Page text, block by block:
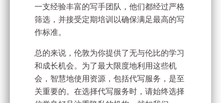
一支经验丰富的写手团队，他们都经过严格
筛选，并接受定期培训以确保满足最高的写
作标准。
总的来说，伦敦为你提供了无与伦比的学习
和成长机会。为了最大限度地利用这些机
会，智慧地使用资源，包括代写服务，是至
关重要的。在选择代写服务时，请始终选择